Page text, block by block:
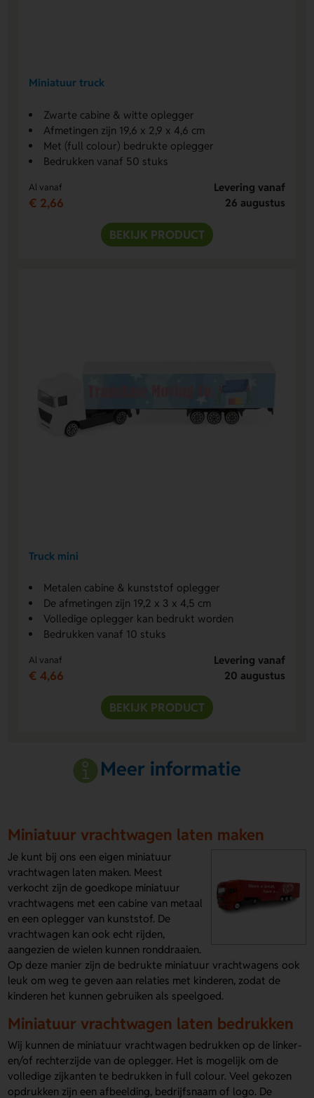
Miniatuur truck
Zwarte cabine & witte oplegger
Afmetingen zijn 19,6 x 2,9 x 4,6 cm
Met (full colour) bedrukte oplegger
Bedrukken vanaf 50 stuks
Al vanaf
€ 2,66
Levering vanaf
26 augustus
BEKIJK PRODUCT
Truck mini
Metalen cabine & kunststof oplegger
De afmetingen zijn 19,2 x 3 x 4,5 cm
Volledige oplegger kan bedrukt worden
Bedrukken vanaf 10 stuks
Al vanaf
€ 4,66
Levering vanaf
20 augustus
BEKIJK PRODUCT
Meer informatie
Miniatuur vrachtwagen laten maken
Je kunt bij ons een eigen miniatuur
vrachtwagen laten maken. Meest
verkocht zijn de goedkope miniatuur
vrachtwagens met een cabine van metaal
en een oplegger van kunststof. De
vrachtwagen kan ook echt rijden,
aangezien de wielen kunnen ronddraaien.
Op deze manier zijn de bedrukte miniatuur vrachtwagens ook
leuk om weg te geven aan relaties met kinderen, zodat de
kinderen het kunnen gebruiken als speelgoed.
Miniatuur vrachtwagen laten bedrukken
Wij kunnen de miniatuur vrachtwagen bedrukken op de linker-
en/of rechterzijde van de oplegger. Het is mogelijk om de
volledige zijkanten te bedrukken in full colour. Veel gekozen
opdrukken zijn een afbeelding, bedrijfsnaam of logo. De